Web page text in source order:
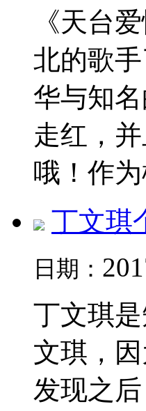
《天台
北的歌
华与知
走红，
哦！作
丁文琪
日期：
丁文琪
文琪，
发现之